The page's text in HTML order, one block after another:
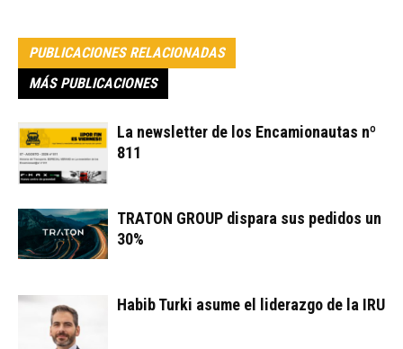
PUBLICACIONES RELACIONADAS
MÁS PUBLICACIONES
La newsletter de los Encamionautas nº
811
TRATON GROUP dispara sus pedidos un
30%
Habib Turki asume el liderazgo de la IRU